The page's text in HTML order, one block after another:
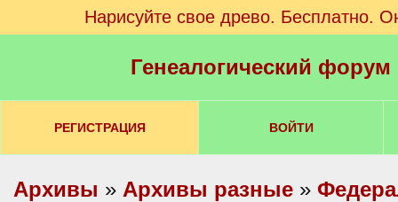
Нарисуйте свое древо. Бесплатно.
Генеалогический
РЕГИСТРАЦИЯ ВОЙТИ
Архивы » Архивы разные »